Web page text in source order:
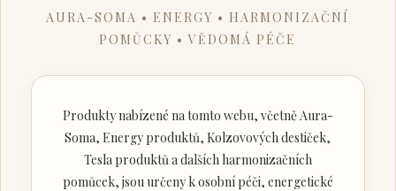
AURA-SOMA • ENERGY • HARMONIZAČNÍ
POMŮCKY • VĚDOMÁ PÉČE
Produkty nabízené na tomto webu, včetně Aura-
Soma, Energy produktů, Kolzovových destiček,
Tesla produktů a dalších harmonizačních
pomůcek, jsou určeny k osobní péči, energetické